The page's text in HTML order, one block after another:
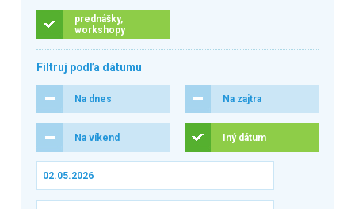
prednášky,
workshopy
Filtruj podľa dátumu
Na dnes Na zajtra
Na víkend Iný dátum